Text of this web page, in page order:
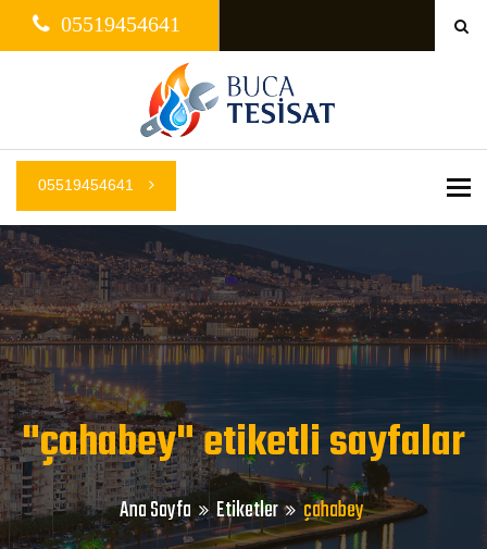
05519454641
05519454641
"çahabey" etiketli sayfalar
Ana Sayfa Etiketler çahabey